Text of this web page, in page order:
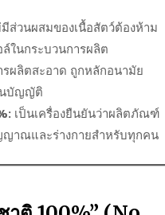
ส่วนผสมของเนื้อสัตว์ต้องห้าม
ในกระบวนการผลิต
รผลิตสะอาด ถูกหลักอนามัย
นบัญญัติ
เป็นเครื่องยืนยันว่าผลิตภัณฑ์
าณและร่างกายสำหรับทุกคน